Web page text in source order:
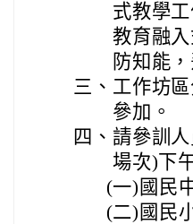
式教學
教育融
防知能
三、 工作坊
參加。
四、 請參訓
場次)下
(一) 國民
(二) 國民